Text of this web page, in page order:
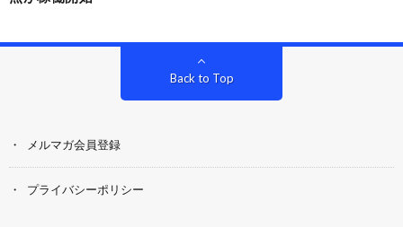
Back to Top
メルマガ会員登録
プライバシーポリシー